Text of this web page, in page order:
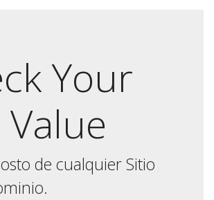
Your
de cualquier Sitio